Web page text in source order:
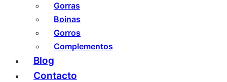
Gorras
Boinas
Gorros
Complementos
Blog
Contacto